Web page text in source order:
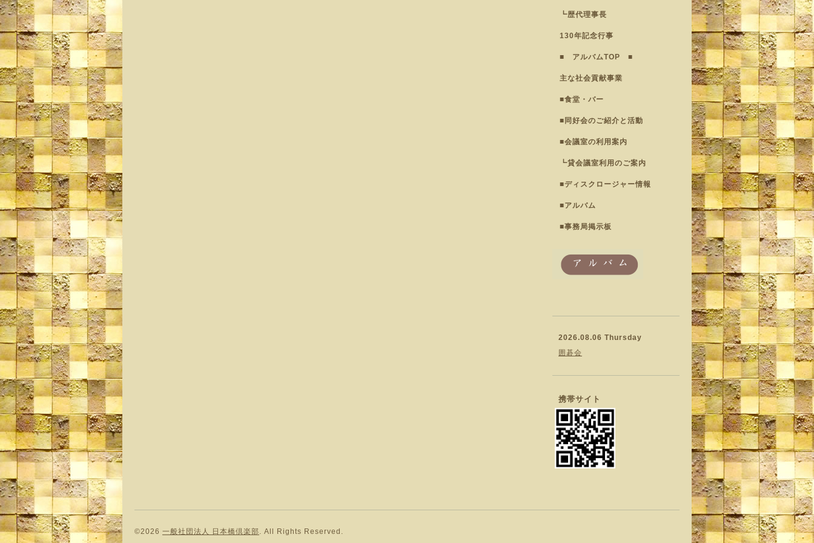
┗歴代理事長
130年記念行事
■ アルバムTOP ■
主な社会貢献事業
■食堂・バー
■同好会のご紹介と活動
■会議室の利用案内
┗貸会議室利用のご案内
■ディスクロージャー情報
■アルバム
■事務局掲示板
2026.08.06 Thursday
囲碁会
携帯サイト
©2026 一般社団法人 日本橋倶楽部. All Rights Reserved.